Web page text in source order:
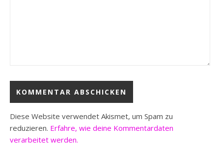
Diese Website verwendet Akismet, um Spam zu
reduzieren. Erfahre, wie deine Kommentardaten
verarbeitet werden.